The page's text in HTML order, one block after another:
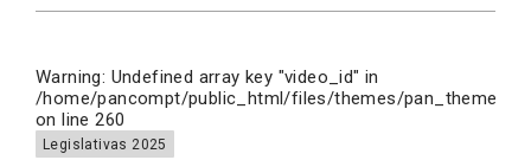
FARO
Warning: Undefined array key "video_id" in
/home/pancompt/public_html/files/themes/pan_theme/
on line260
Legislativas 2025